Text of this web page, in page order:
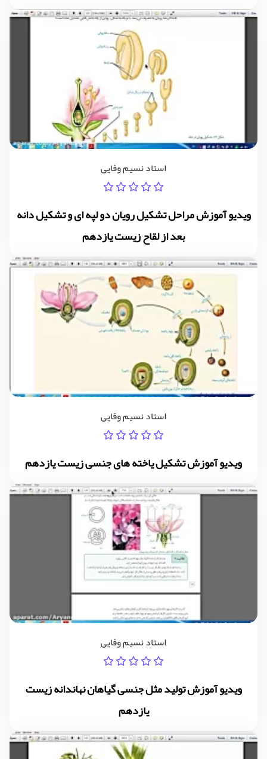
استاد نسیم وفایی
ویدیو آموزش مراحل تشکیل رویان دو لپه ای و تشکیل دانه
بعد از لقاح زیست یازدهم
استاد نسیم وفایی
ویدیو آموزش تشکیل یاخته های جنسی زیست یازدهم
استاد نسیم وفایی
ویدیو آموزش تولید مثل جنسی گیاهان نهاندانه زیست
یازدهم